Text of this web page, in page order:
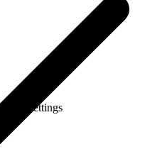
settings